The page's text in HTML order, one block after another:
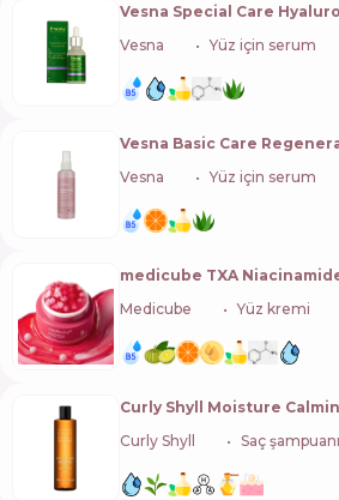
Vesna Special Care
Vesna
Yüz için serum
Vesna Basic Care
Vesna
Yüz için serum
medicube TXA
Medicube
Yüz kremi
Curly Shyll Moisture
Curly Shyll
Saç şampuanı